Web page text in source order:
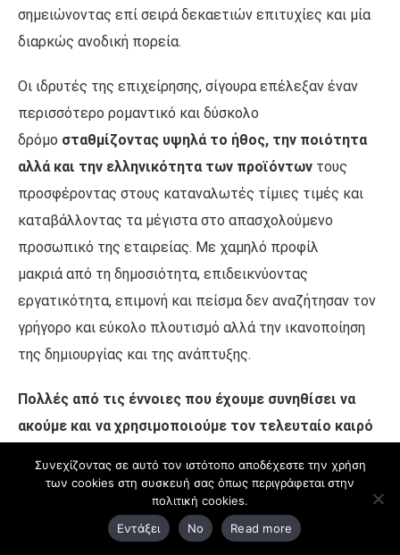
σημειώνοντας επί σειρά δεκαετιών επιτυχίες και μία
διαρκώς ανοδική πορεία.
Οι ιδρυτές της επιχείρησης, σίγουρα επέλεξαν έναν
περισσότερο ρομαντικό και δύσκολο
δρόμο σταθμίζοντας υψηλά το ήθος, την ποιότητα
αλλά και την ελληνικότητα των προϊόντων τους
προσφέροντας στους καταναλωτές τίμιες τιμές και
καταβάλλοντας τα μέγιστα στο απασχολούμενο
προσωπικό της εταιρείας. Με χαμηλό προφίλ
μακριά από τη δημοσιότητα, επιδεικνύοντας
εργατικότητα, επιμονή και πείσμα δεν αναζήτησαν τον
γρήγορο και εύκολο πλουτισμό αλλά την ικανοποίηση
της δημιουργίας και της ανάπτυξης.
Πολλές από τις έννοιες που έχουμε συνηθίσει να
ακούμε και να χρησιμοποιούμε τον τελευταίο καιρό
entrepreneurship, leadership, innovation, pivot,
corporate culture καθώς και τα επιβεβλημένα
χαρακτηριστικά που πρέπει να διαθέτει ένας
Συνεχίζοντας σε αυτό τον ιστότοπο αποδέχεστε την χρήση
των cookies στη συσκευή σας όπως περιγράφεται στην
πολιτική cookies.
Εντάξει
No Read more